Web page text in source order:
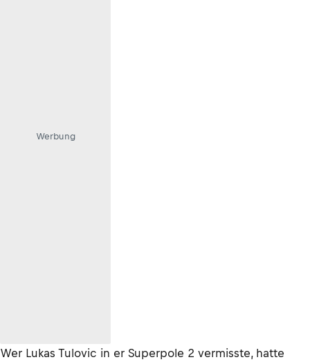
Werbung
Wer Lukas Tulovic in er Superpole 2 vermisste, hatte